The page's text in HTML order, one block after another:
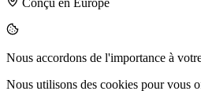
Conçu en Europe
Nous accordons de l'importance à
Nous utilisons des cookies pour vous